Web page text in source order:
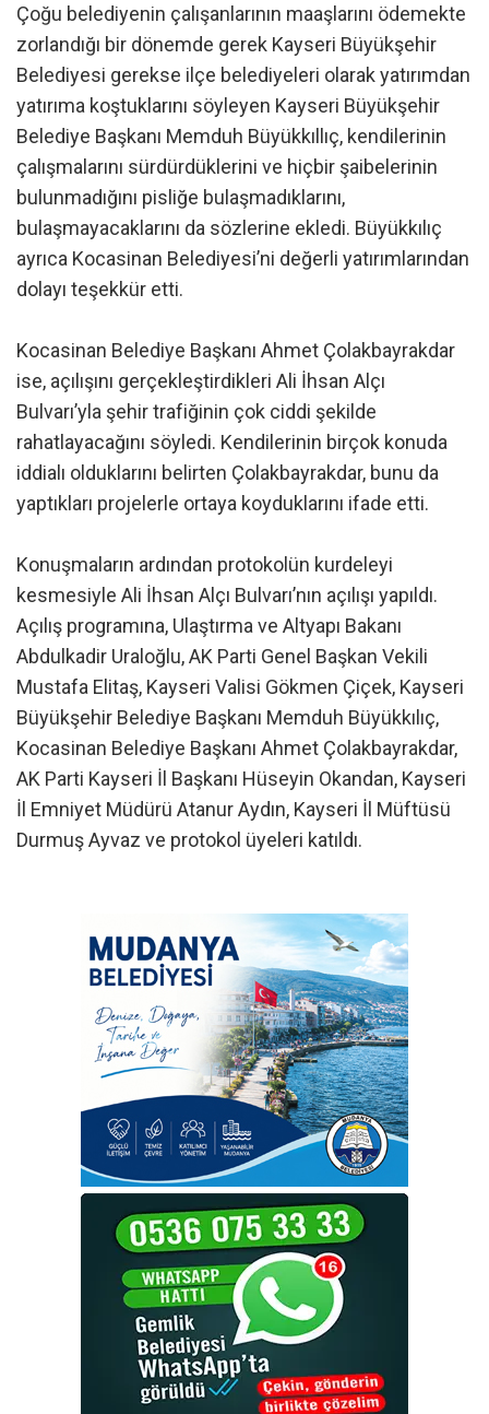
Çoğu belediyenin çalışanlarının maaşlarını ödemekte
zorlandığı bir dönemde gerek Kayseri Büyükşehir
Belediyesi gerekse ilçe belediyeleri olarak yatırımdan
yatırıma koştuklarını söyleyen Kayseri Büyükşehir
Belediye Başkanı Memduh Büyükkıllıç, kendilerinin
çalışmalarını sürdürdüklerini ve hiçbir şaibelerinin
bulunmadığını pisliğe bulaşmadıklarını,
bulaşmayacaklarını da sözlerine ekledi. Büyükkılıç
ayrıca Kocasinan Belediyesi’ni değerli yatırımlarından
dolayı teşekkür etti.
Kocasinan Belediye Başkanı Ahmet Çolakbayrakdar
ise, açılışını gerçekleştirdikleri Ali İhsan Alçı
Bulvarı’yla şehir trafiğinin çok ciddi şekilde
rahatlayacağını söyledi. Kendilerinin birçok konuda
iddialı olduklarını belirten Çolakbayrakdar, bunu da
yaptıkları projelerle ortaya koyduklarını ifade etti.
Konuşmaların ardından protokolün kurdeleyi
kesmesiyle Ali İhsan Alçı Bulvarı’nın açılışı yapıldı.
Açılış programına, Ulaştırma ve Altyapı Bakanı
Abdulkadir Uraloğlu, AK Parti Genel Başkan Vekili
Mustafa Elitaş, Kayseri Valisi Gökmen Çiçek, Kayseri
Büyükşehir Belediye Başkanı Memduh Büyükkılıç,
Kocasinan Belediye Başkanı Ahmet Çolakbayrakdar,
AK Parti Kayseri İl Başkanı Hüseyin Okandan, Kayseri
İl Emniyet Müdürü Atanur Aydın, Kayseri İl Müftüsü
Durmuş Ayvaz ve protokol üyeleri katıldı.